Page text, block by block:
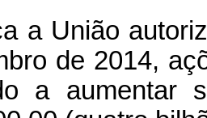
a União
de 2014,
a aumentar